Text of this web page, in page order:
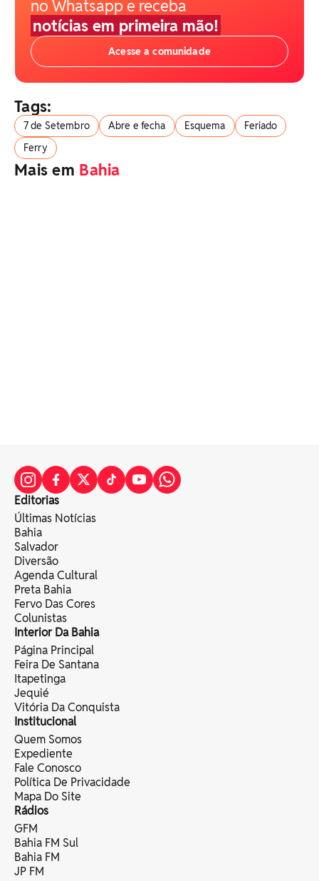
no Whatsapp e receba
notícias em primeira mão!
Acesse a comunidade
Tags:
7 de Setembro Abre e fecha Esquema
Feriado
Ferry
Mais em Bahia
Editorias
Últimas Notícias
Bahia
Salvador
Diversão
Agenda Cultural
Preta Bahia
Fervo Das Cores
Colunistas
Interior Da Bahia
Página Principal
Feira De Santana
Itapetinga
Jequié
Vitória Da Conquista
Institucional
Quem Somos
Expediente
Fale Conosco
Política De Privacidade
Mapa Do Site
Rádios
GFM
Bahia FM Sul
Bahia FM
JP FM